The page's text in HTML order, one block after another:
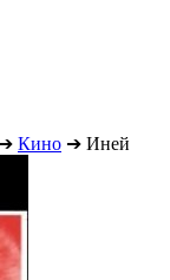
➔ Кино ➔ Иней